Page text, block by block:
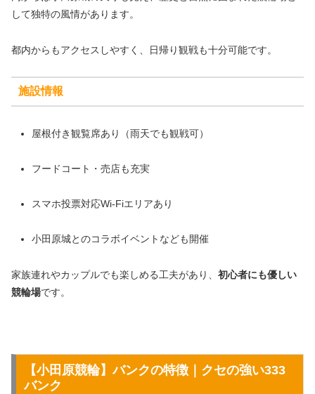
して独特の風情があります。
都内からもアクセスしやすく、日帰り観戦も十分可能です。
施設情報
屋根付き観覧席あり（雨天でも観戦可）
フードコート・売店も充実
スマホ投票対応Wi-Fiエリアあり
小田原城とのコラボイベントなども開催
家族連れやカップルでも楽しめる工夫があり、 初心者にも優しい
競輪場です。
【小田原競輪】バンクの特徴｜クセの強い333
バンク